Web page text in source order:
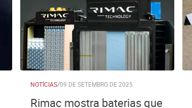
NOTÍCIAS/09 DE SETEMBRO DE 2025
Rimac mostra baterias que